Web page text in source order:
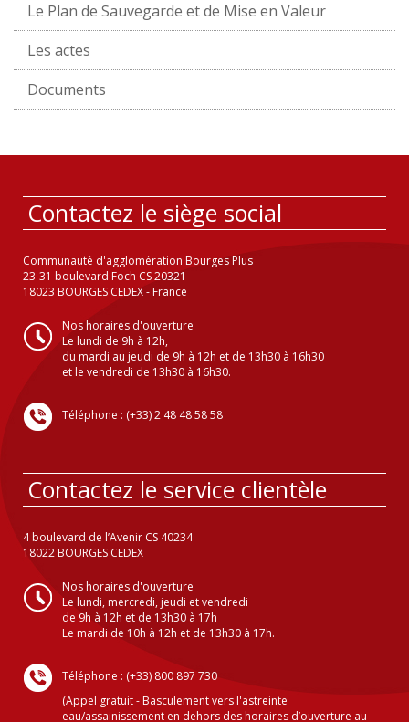
Le Plan de Sauvegarde et de Mise en Valeur
Les actes
Documents
Contactez le siège social
Communauté d'agglomération Bourges Plus
23-31 boulevard Foch CS 20321
18023 BOURGES CEDEX - France
Nos horaires d'ouverture
Le lundi de 9h à 12h,
du mardi au jeudi de 9h à 12h et de 13h30 à 16h30
et le vendredi de 13h30 à 16h30.
Téléphone : (+33) 2 48 48 58 58
Contactez le service clientèle
4 boulevard de l’Avenir CS 40234
18022 BOURGES CEDEX
Nos horaires d'ouverture
Le lundi, mercredi, jeudi et vendredi
de 9h à 12h et de 13h30 à 17h
Le mardi de 10h à 12h et de 13h30 à 17h.
Téléphone : (+33) 800 897 730
(Appel gratuit - Basculement vers l'astreinte
eau/assainissement en dehors des horaires d’ouverture au